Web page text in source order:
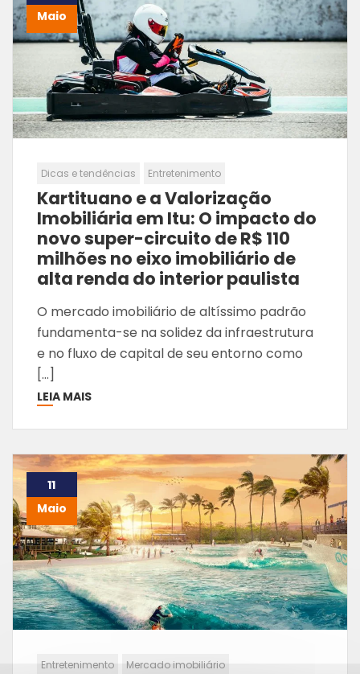
Maio
Dicas e tendências Entretenimento
Kartituano e a Valorização
Imobiliária em Itu: O impacto do
novo super-circuito de R$ 110
milhões no eixo imobiliário de
alta renda do interior paulista
O mercado imobiliário de altíssimo padrão
fundamenta-se na solidez da infraestrutura
e no fluxo de capital de seu entorno como
[…]
LEIA MAIS
11
Maio
Entretenimento Mercado imobiliário